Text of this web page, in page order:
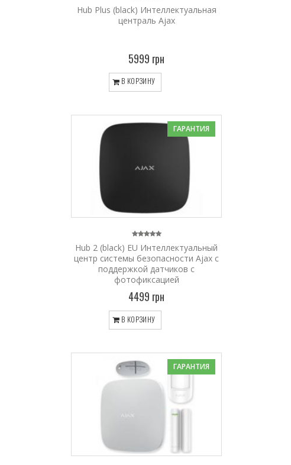
Hub Plus (black) Интеллектуальная
централь Ajax
5999 грн
В КОРЗИНУ
ГАРАНТИЯ
Hub 2 (black) EU Интеллектуальный
центр системы безопасности Ajax с
поддержкой датчиков с
фотофиксацией
4499 грн
В КОРЗИНУ
ГАРАНТИЯ